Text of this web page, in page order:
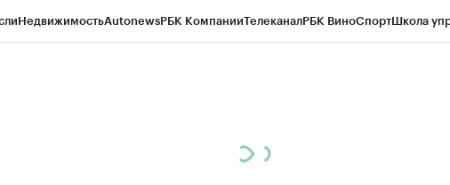
НедвижимостьAutonewsРБК КомпанииТелеканалРБК ВиноСпортШкола